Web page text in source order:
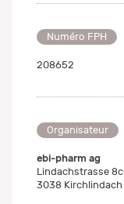
Numéro FPH
208652
Organisateur
ebi-pharm ag
Lindachstrasse 8c
3038 Kirchlindach